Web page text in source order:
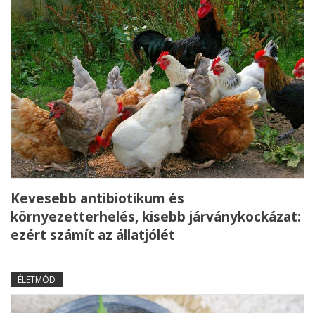
Kevesebb antibiotikum és
környezetterhelés, kisebb járványkockázat:
ezért számít az állatjólét
ÉLETMÓD